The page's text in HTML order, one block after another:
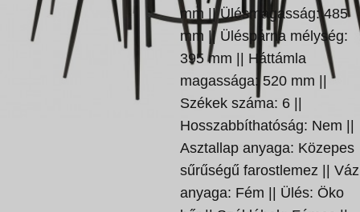
mm || Ülésmagasság: 485
mm || Üléspárna mélység:
395 mm || Háttámla
magassága: 520 mm ||
Székek száma: 6 ||
Hosszabbíthatóság: Nem ||
Asztallap anyaga: Közepes
sűrűségű farostlemez || Váz
anyaga: Fém || Ülés: Öko